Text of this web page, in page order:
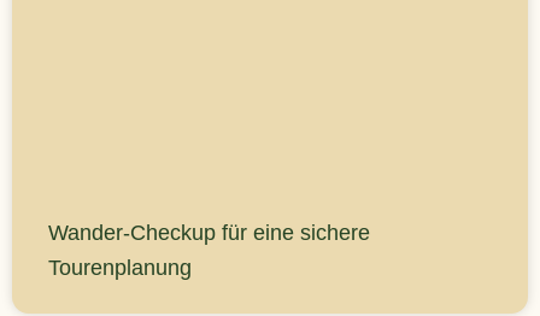
Wander-Checkup für eine sichere
Tourenplanung